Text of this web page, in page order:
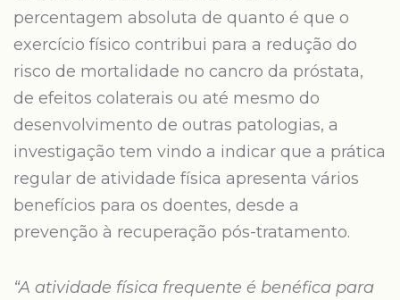
percentagem absoluta de quanto é que o
exercício físico contribui para a redução do
risco de mortalidade no cancro da próstata,
de efeitos colaterais ou até mesmo do
desenvolvimento de outras patologias, a
investigação tem vindo a indicar que a prática
regular de atividade física apresenta vários
benefícios para os doentes, desde a
prevenção à recuperação pós-tratamento.
“A atividade física frequente é benéfica para